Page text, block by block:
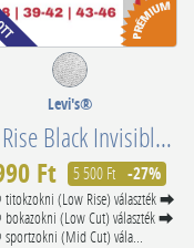
Levi's®
Low Rise Black Invisible Footie Socks 3 Pack 701224671005
Ft 5 500 Ft -27%
(Low Rise) választék ⮕
(Low Cut) választék ⮕
(Mid Cut) vála...